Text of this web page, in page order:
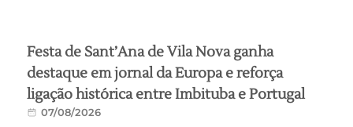
Festa de Sant’Ana de Vila Nova ganha
destaque em jornal da Europa e reforça
ligação histórica entre Imbituba e Portugal
07/08/2026